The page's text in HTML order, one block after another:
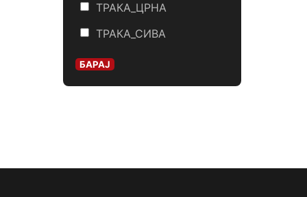
ТРАКА_ЦРНА
ТРАКА_СИВА
БАРАЈ